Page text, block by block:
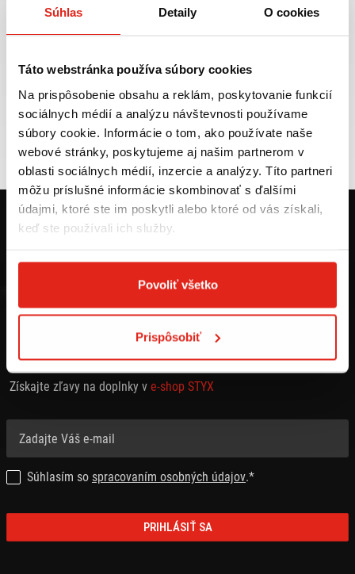
Súhlas Detaily O cookies
Táto webstránka používa súbory cookies
Na prispôsobenie obsahu a reklám, poskytovanie funkcií
sociálnych médií a analýzu návštevnosti používame
súbory cookie. Informácie o tom, ako používate naše
webové stránky, poskytujeme aj našim partnerom v
oblasti sociálnych médií, inzercie a analýzy. Títo partneri
môžu príslušné informácie skombinovať s ďalšími
údajmi, ktoré ste im poskytli alebo ktoré od vás získali,
keď ste používali ich služby.
Povoliť všetko
Prispôsobiť
Tovar NA SKLADE
expedujeme do 24 hod.
VIAC INFO
Výmena veľkosti
ZADARMO do 30 dní
VIAC INFO
PRIHLÁSTE SA NA ODBER NEWSLETTRA
Získajte zľavy na doplnky v e-shop STYX
Súhlasím so spracovaním osobných údajov.*
PRIHLÁSIŤ SA